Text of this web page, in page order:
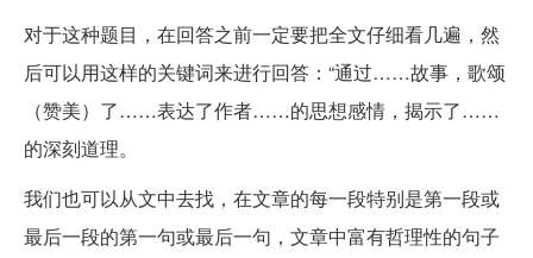
对于这种题目，在回答之前一定要把全文仔细看几遍，然
后可以用这样的关键词来进行回答：“通过……故事，歌颂
（赞美）了……表达了作者……的思想感情，揭示了……
的深刻道理。
我们也可以从文中去找，在文章的每一段特别是第一段或
最后一段的第一句或最后一句，文章中富有哲理性的句子